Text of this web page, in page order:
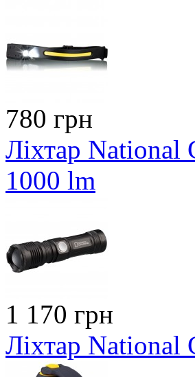
780 грн
Ліхтар
1000 lm
1 170 грн
Ліхтар National